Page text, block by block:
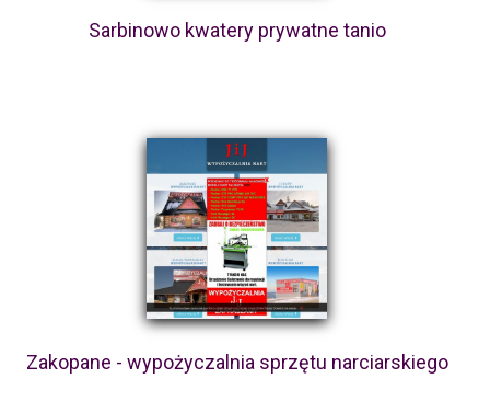
Sarbinowo kwatery prywatne tanio
Zakopane - wypożyczalnia sprzętu narciarskiego